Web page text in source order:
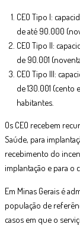
CEO Tipo I:
de até 90.000
CEO Tipo II:
de 90.001
CEO Tipo III:
de 130.001
habitantes.
Os CEO recebem
Saúde, para
recebimento do
implantação e para o
Em Minas Gerais é
população de
casos em que o